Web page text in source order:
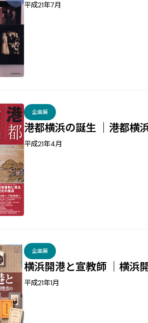
平成21年7月
港都横浜の誕生 ｜港都横
企画展
平成21年4月
横浜開港と宣教師 ｜横浜
企画展
平成21年1月